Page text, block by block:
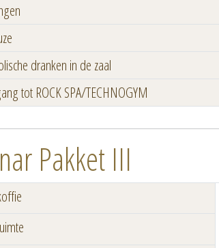
dranken in de zaal
tot ROCK SPA/TECHNOGYM
Pakket III